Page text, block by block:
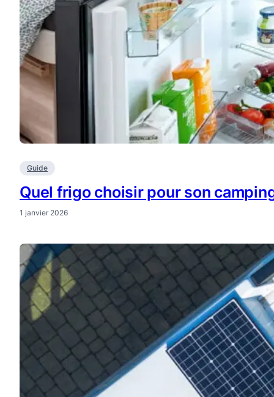
Guide
Quel frigo choisir pour son
1 janvier 2026